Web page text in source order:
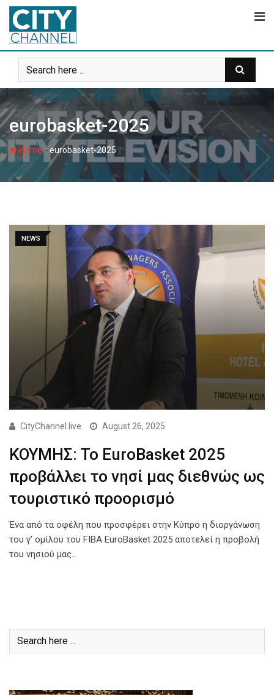
Skip
content
eurobasket-2025
Home-eurobasket-2025
NEWS
CityChannel.live August 26, 2025
ΚΟΥΜΗΣ: Το EuroBasket 2025
προβάλλει το νησί μας διεθνώς ως
τουριστικό προορισμό
Ένα από τα οφέλη που προσφέρει στην Κύπρο η διοργάνωση
του γ’ ομίλου του FIBA EuroBasket 2025 αποτελεί η προβολή
του νησιού μας…